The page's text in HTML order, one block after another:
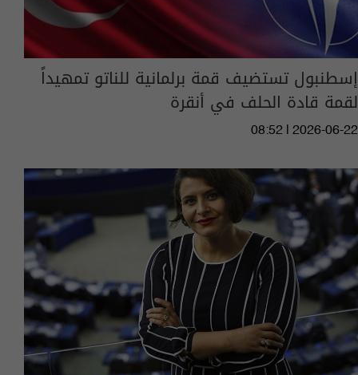
إسطنبول تستضيف قمة برلمانية للناتو تمهيداً
لقمة قادة الحلف في أنقرة
08:52 | 2026-06-22